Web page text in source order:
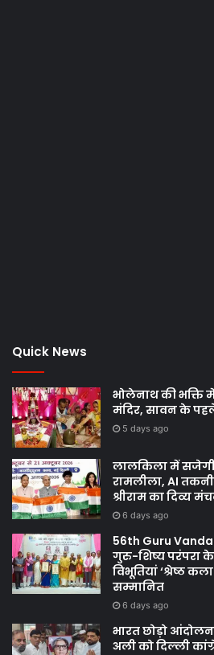
Quick News
भोलेनाथ की भक्ति
मंदिर, सावन के
5 days ago
लालकिला में
रामलीला, AI
श्रीराम का दिव्य
6 days ago
56th Guru
गुरु-शिष्य परंपरा
विभूतियां ‘श्रेष्ठ
सम्मानित
6 days ago
भारत छोड़ो
अली को दिल्ली